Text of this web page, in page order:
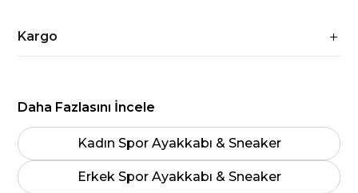
Kargo
Daha Fazlasını İncele
Kadın Spor Ayakkabı & Sneaker
Erkek Spor Ayakkabı & Sneaker